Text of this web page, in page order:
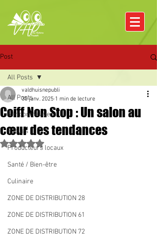
Post
All Posts
Rencontre avec
Pâques
Producteurs locaux
Santé / Bien-être
Culinaire
ZONE DE DISTRIBUTION 28
ZONE DE DISTRIBUTION 61
ZONE DE DISTRIBUTION 72
All Posts
Coiff Non Stop : Un salon au
cœur des tendances
valdhuisnepubli
30 janv. 2025 1 min de lecture
Noté NaN étoiles sur 5.